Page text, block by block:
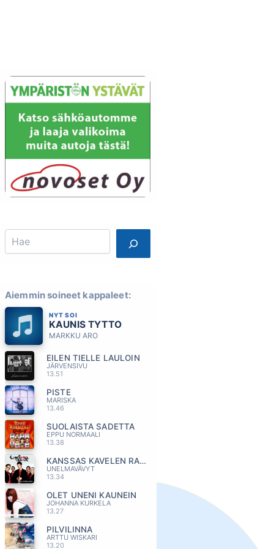
Search
Aiemmin soineet kappaleet:
NYT SOI
KAUNIS TYTTO
MARKKU ARO
EILEN TIELLE LAULOIN
JÄRVENSIVU
13.51
PISTE
MARISKA
13.46
SUOLAISTA SADETTA
EPPU NORMAALI
13.38
KANSSAS KAVELEN RANTAA
UNELMAVÄVYT
13.34
OLET UNENI KAUNEIN
JOHANNA KURKELA
13.27
PILVILINNA
ARTTU WISKARI
13.20